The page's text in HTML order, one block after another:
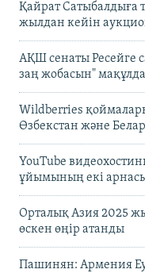
Қайрат Сатыбалдыға
жылдан кейін
АҚШ сенаты Ресейге
заң жобасын"
Wildberries
Өзбекстан және
YouTube
ұйымының екі
Орталық Азия 2025
өскен өңір атанды
Пашинян: Армения